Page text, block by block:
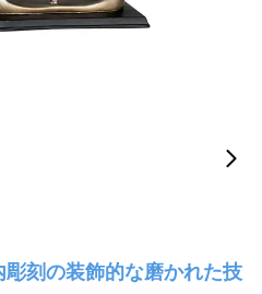
刻の装飾的な磨かれた技